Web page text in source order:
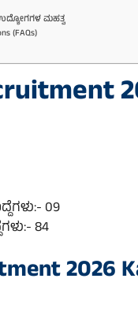
ಮಹತ್ವ
(FAQs)
09
84